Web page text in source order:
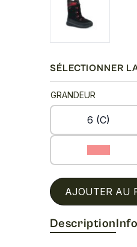
SÉLECTIONNER
GRANDEUR
6 (C)
AJOUTER AU
Description